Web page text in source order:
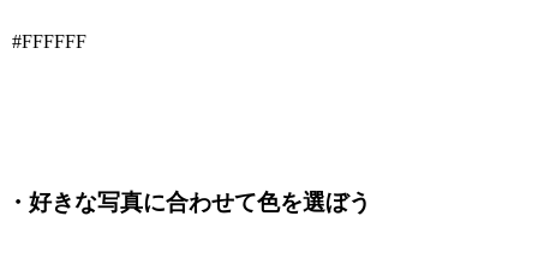
#FFFFFF
・好きな写真に合わせて色を選ぼう